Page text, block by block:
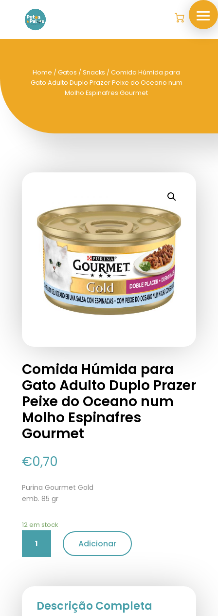
Home /Gatos /Snacks / Comida Húmida para
Gato Adulto Duplo Prazer Peixe do Oceano num
Molho Espinafres Gourmet
Comida Húmida para
Gato Adulto Duplo Prazer
Peixe do Oceano num
Molho Espinafres
Gourmet
€0,70
Purina Gourmet Gold
emb. 85 gr
12 em stock
Quantidade
Comida
Adulto
Adicionar
Descrição Completa